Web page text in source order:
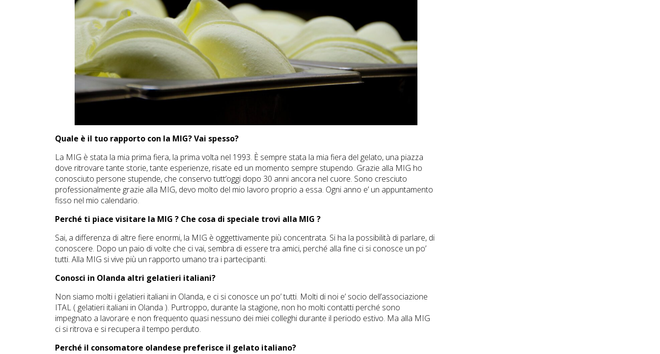
Quale è il tuo rapporto con la MIG? Vai spesso?
La MIG è stata la mia prima fiera, la prima volta nel 1993. È sempre stata la mia fiera del gelato, una piazza
dove ritrovare tante storie, tante esperienze, risate ed un momento sempre stupendo. Grazie alla MIG ho
conosciuto persone stupende, che conservo tutt’oggi dopo 30 anni ancora nel cuore. Sono cresciuto
professionalmente grazie alla MIG, devo molto del mio lavoro proprio a essa. Ogni anno e’ un appuntamento
fisso nel mio calendario.
Perché ti piace visitare la MIG ? Che cosa di speciale trovi alla MIG ?
Sai, a differenza di altre fiere enormi, la MIG è oggettivamente più concentrata. Si ha la possibilità di parlare, di
conoscere. Dopo un paio di volte che ci vai, sembra di essere tra amici, perché alla fine ci si conosce un po’
tutti. Alla MIG si vive più un rapporto umano tra i partecipanti.
Conosci in Olanda altri gelatieri italiani?
Non siamo molti i gelatieri italiani in Olanda, e ci si conosce un po’ tutti. Molti di noi e’ socio dell’associazione
ITAL ( gelatieri italiani in Olanda ). Purtroppo, durante la stagione, non ho molti contatti perché sono
impegnato a lavorare e non frequento quasi nessuno dei miei colleghi durante il periodo estivo. Ma alla MIG
ci si ritrova e si recupera il tempo perduto.
Perché il consomatore olandese preferisce il gelato italiano?